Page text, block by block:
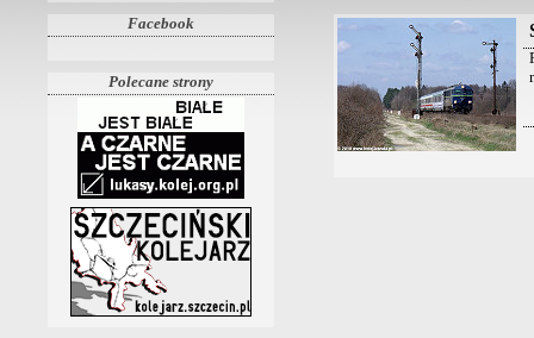
Facebook
Polecane strony